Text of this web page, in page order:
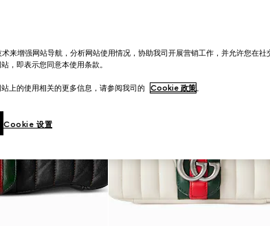
来增强网站导航，分析网站使用情况，协助我司开展营销工作，并允许您在社
，即表示您同意本使用条款。
上的使用相关的更多信息，请参阅我司的 Cookie 政策。
Cookie 设置